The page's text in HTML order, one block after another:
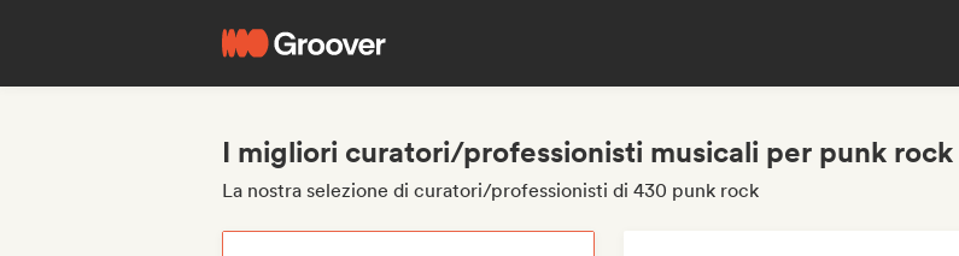
I migliori curatori/professionisti musicali per punk rock
La nostra selezione di curatori/professionisti di 430 punk rock